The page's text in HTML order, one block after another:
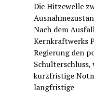
Die Hitzewelle
Nach dem
Kernkraftwerks
Regierung den
Schulterschluss,
kurzfristige
langfristige